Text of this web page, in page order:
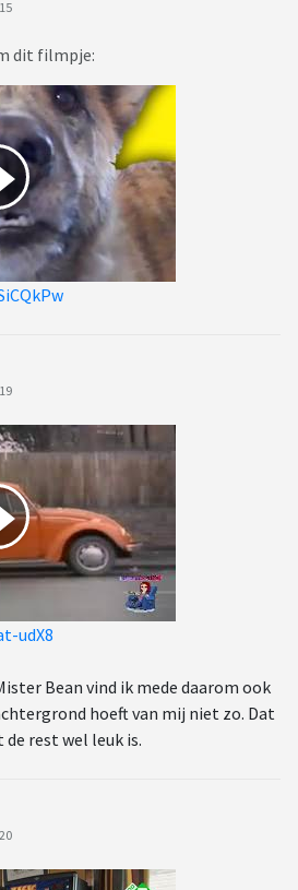
dit filmpje:
udX8
Bean vind ik mede daarom ook
hoeft van mij niet zo. Dat
rest wel leuk is.